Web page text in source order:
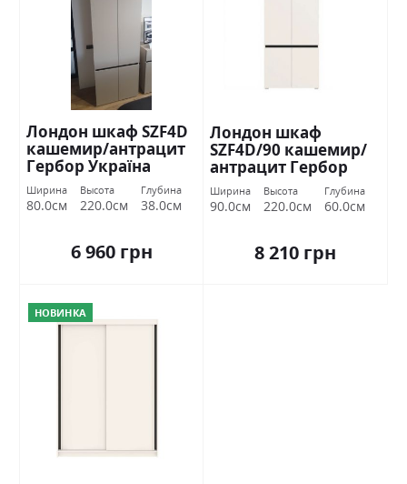
Лондон шкаф SZF4D
кашемир/антрацит
Гербор Україна
Ширина
80.0см
Высота
220.0см
Глубина
38.0см
6 960 грн
Лондон шкаф
SZF4D/90 кашемир/
антрацит Гербор
Україна
Ширина
90.0см
Высота
220.0см
Глубина
60.0см
8 210 грн
НОВИНКА